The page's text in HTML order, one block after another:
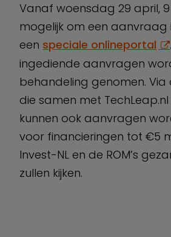
Vanaf woensdag 29 april,
mogelijk om een aanvraag
een speciale onlineportal
ingediende aanvragen
behandeling genomen.
die samen met
kunnen ook aanvragen
voor financieringen tot €5
Invest-NL en de ROM’s
zullen kijken.